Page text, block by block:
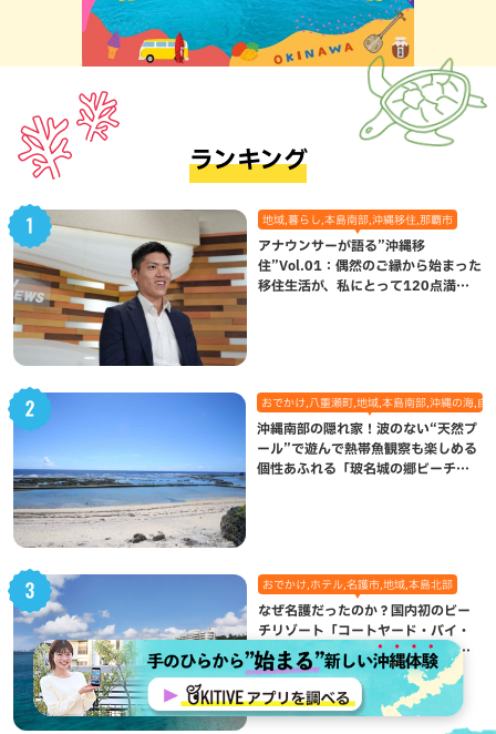
ランキング
地域,暮らし,本島南部,沖縄移住,那覇市
アナウンサーが語る”沖縄移
住”Vol.01：偶然のご縁から始まった
移住生活が、私にとって120点満点
おでかけ,八重瀬町,地域,本島南部,沖縄の海,自
沖縄南部の隠れ家！波のない“天然プ
ール”で遊んで熱帯魚観察も楽しめる
個性あふれる「玻名城の郷ビーチ」
おでかけ,ホテル,名護市,地域,本島北部
なぜ名護だったのか？国内初のビー
チリゾート「コートヤード・バイ・
マリオット沖縄リゾート」に込めら
れた想い